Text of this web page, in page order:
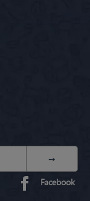
Facebook